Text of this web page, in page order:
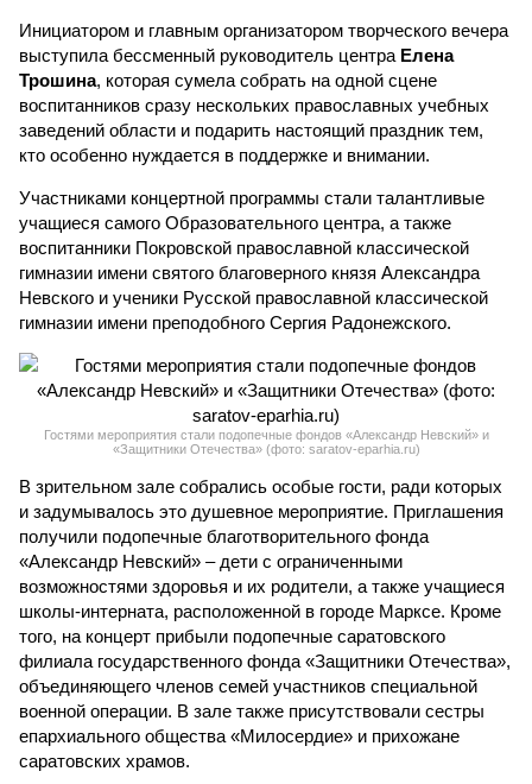
Инициатором и главным организатором творческого вечера
выступила бессменный руководитель центра Елена
Трошина, которая сумела собрать на одной сцене
воспитанников сразу нескольких православных учебных
заведений области и подарить настоящий праздник тем,
кто особенно нуждается в поддержке и внимании.
Участниками концертной программы стали талантливые
учащиеся самого Образовательного центра, а также
воспитанники Покровской православной классической
гимназии имени святого благоверного князя Александра
Невского и ученики Русской православной классической
гимназии имени преподобного Сергия Радонежского.
Гостями мероприятия стали подопечные фондов «Александр Невский» и
«Защитники Отечества» (фото: saratov-eparhia.ru)
В зрительном зале собрались особые гости, ради которых
и задумывалось это душевное мероприятие. Приглашения
получили подопечные благотворительного фонда
«Александр Невский» – дети с ограниченными
возможностями здоровья и их родители, а также учащиеся
школы-интерната, расположенной в городе Марксе. Кроме
того, на концерт прибыли подопечные саратовского
филиала государственного фонда «Защитники Отечества»,
объединяющего членов семей участников специальной
военной операции. В зале также присутствовали сестры
епархиального общества «Милосердие» и прихожане
саратовских храмов.